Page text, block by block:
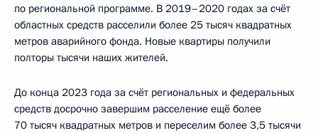
по региональной программе. В 2019–2020 годах за счёт
областных средств расселили более 25 тысяч квадратных
метров аварийного фонда. Новые квартиры получили
полторы тысячи наших жителей.
До конца 2023 года за счёт региональных и федеральных
средств досрочно завершим расселение ещё более
70 тысяч квадратных метров и переселим более 3,5 тысячи